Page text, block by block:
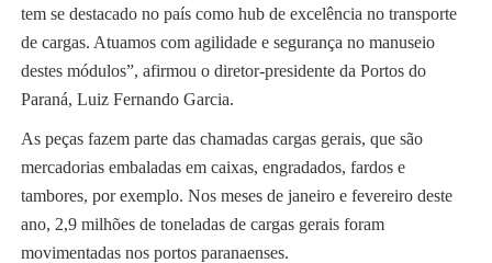
tem se destacado no país como hub de excelência no transporte
de cargas. Atuamos com agilidade e segurança no manuseio
destes módulos”, afirmou o diretor-presidente da Portos do
Paraná, Luiz Fernando Garcia.
As peças fazem parte das chamadas cargas gerais, que são
mercadorias embaladas em caixas, engradados, fardos e
tambores, por exemplo. Nos meses de janeiro e fevereiro deste
ano, 2,9 milhões de toneladas de cargas gerais foram
movimentadas nos portos paranaenses.​